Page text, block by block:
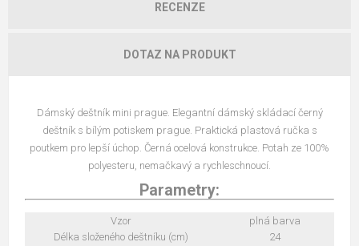
RECENZE
DOTAZ NA PRODUKT
Dámský deštník mini prague. Elegantní dámský skládací černý
deštník s bílým potiskem prague. Praktická plastová ručka s
poutkem pro lepší úchop. Černá ocelová konstrukce. Potah ze 100%
polyesteru, nemačkavý a rychleschnoucí.
Parametry:
Vzor
plná barva
Délka složeného deštníku (cm)
24